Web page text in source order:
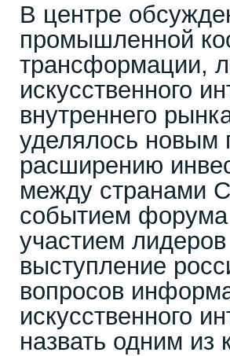
В центре
промышленной
трансформации,
искусственного
внутреннего
уделялось новым
расширению
между странами
событием форума
участием
выступление
вопросов
искусственного
назвать одним